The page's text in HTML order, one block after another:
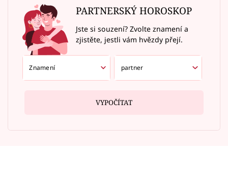
PARTNERSKÝ HOROSKOP
Jste si souzení? Zvolte znamení a
zjistěte, jestli vám hvězdy přejí.
VYPOČÍTAT